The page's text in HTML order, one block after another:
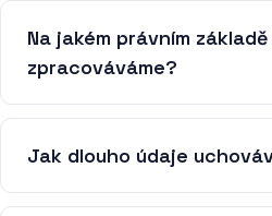
Na jakém právním
zpracováváme?
Jak dlouho údaje